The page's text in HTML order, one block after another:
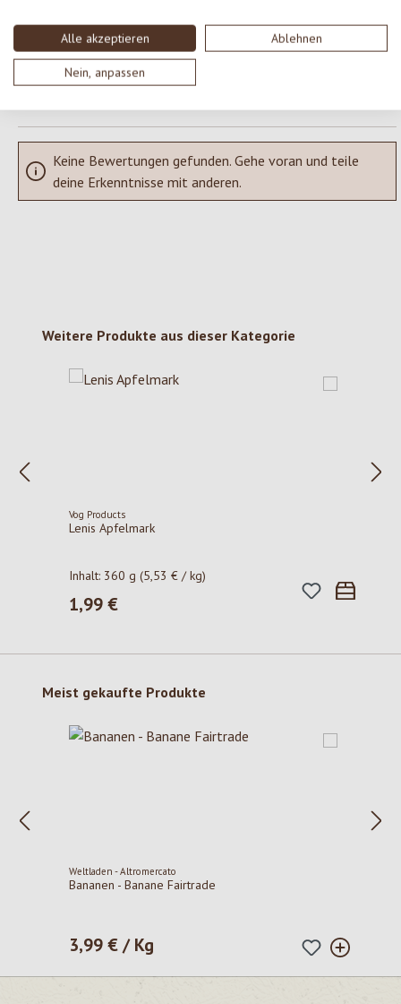
Alle akzeptieren Ablehnen
Nein, anpassen
SCHREIBE EINE BEWERTUNG
Bewertungen nur in der aktuellen Sprache anzeigen.
Keine Bewertungen gefunden. Gehe voran und teile
deine Erkenntnisse mit anderen.
Produktgalerie überspringen
Weitere Produkte aus dieser Kategorie
Vog Products
Lenis Apfelmark
Inhalt: 360 g(5,53 € / kg)
Regulärer Preis:
1,99 €
Produktgalerie überspringen
Meist gekaufte Produkte
Weltladen - Altromercato
Bananen - Banane Fairtrade
Regulärer Preis:
3,99 € / Kg